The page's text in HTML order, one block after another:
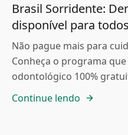
Brasil Sorridente:
disponível para todos
Não pague mais para
Conheça o programa
odontológico 100%
Continue lendo